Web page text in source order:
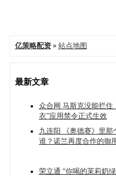
亿策略配资» 站点地图
最新文章
众合网 马斯克没能拦住
衣”应用禁令正式生效
九连阳 《奥德赛》里那
谁？诺兰再度合作的御
荣立通 “你喝的茉莉奶